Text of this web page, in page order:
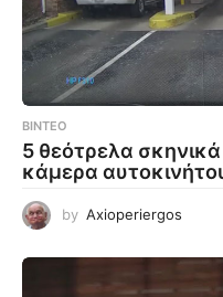
ΒΊΝΤΕΟ
5 θεότρελα
κάμερα
by Axioperiergos